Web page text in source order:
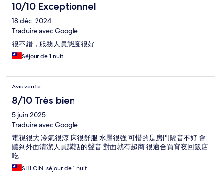
10/10 Exceptionnel
18 déc. 2024
Traduire avec Google
很不錯，服務人員態度很好
Séjour de 1 nuit
Avis vérifié
8/10 Très bien
5 juin 2025
Traduire avec Google
電視很大 冷氣很涼 床很舒服 水壓很強 可惜的是房門隔音不好 會
聽到外面清潔人員講話的聲音 對面就有超商 很適合買宵夜回飯店
吃
SHI QIN, séjour de 1 nuit